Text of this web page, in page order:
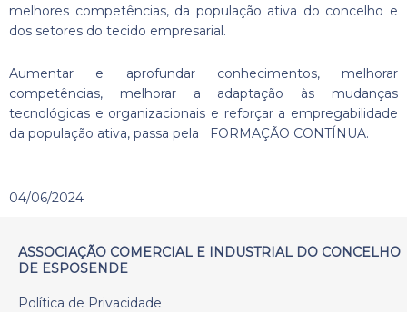
melhores competências, da população ativa do concelho e
dos setores do tecido empresarial.
Aumentar e aprofundar conhecimentos, melhorar
competências, melhorar a adaptação às mudanças
tecnológicas e organizacionais e reforçar a empregabilidade
da população ativa, passa pela FORMAÇÃO CONTÍNUA.
04/06/2024
ASSOCIAÇÃO COMERCIAL E INDUSTRIAL DO CONCELHO
DE ESPOSENDE
Política de Privacidade